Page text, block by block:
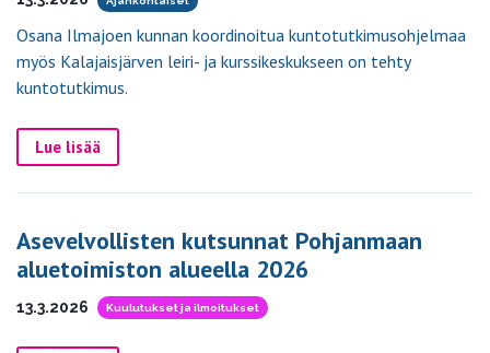
Osana Ilmajoen kunnan koordinoitua kuntotutkimusohjelmaa
myös Kalajaisjärven leiri- ja kurssikeskukseen on tehty
kuntotutkimus.
Lue lisää
Asevelvollisten kutsunnat Pohjanmaan
aluetoimiston alueella 2026
13.3.2026 Kuulutukset ja ilmoitukset